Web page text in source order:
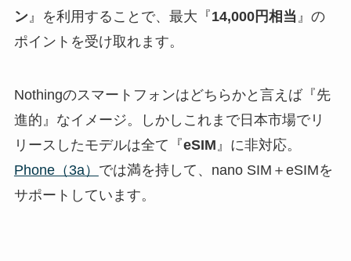
ン』を利用することで、最大『14,000円相当 』の
ポイントを受け取れます。
Nothingのスマートフォンはどちらかと言えば『先
進的』なイメージ。しかしこれまで日本市場でリ
リースしたモデルは全て『eSIM 』に非対応。
Phone（3a） では満を持して、nano SIM＋eSIMを
サポートしています。